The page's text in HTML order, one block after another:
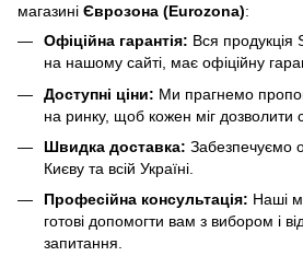
магазині Єврозона (Eurozona):
Офіційна гарантія: Вся продукція
на нашому сайті, має офіційну
Доступні ціни: Ми прагнемо
на ринку, щоб кожен міг дозволити
Швидка доставка: Забезпечуємо
Києву та всій Україні.
Професійна консультація: Наші
готові допомогти вам з вибором і
запитання.